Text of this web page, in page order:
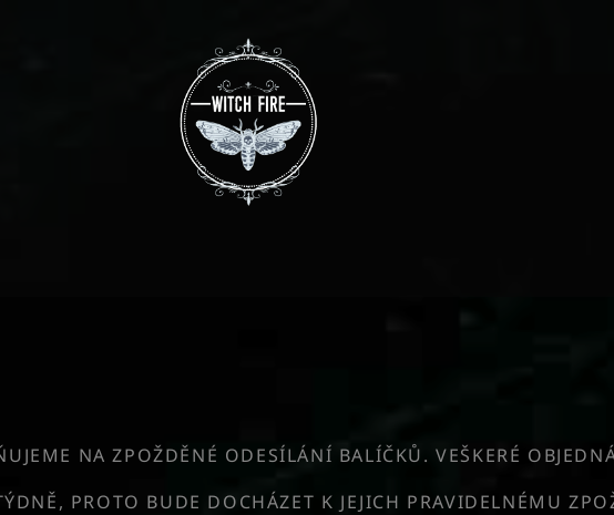
NA ZPOŽDĚNÉ ODESÍLÁNÍ BALÍČKŮ. VEŠKERÉ
PROTO BUDE DOCHÁZET K JEJICH PRAVIDELNÉMU